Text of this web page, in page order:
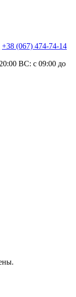
+38 (067) 474-74-14
ВС: с 09:00 до